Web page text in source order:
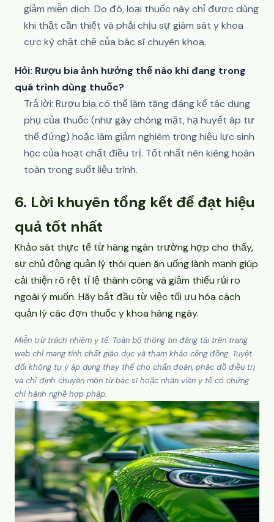
giảm miễn dịch. Do đó, loại thuốc này chỉ được dùng
khi thật cần thiết và phải chịu sự giám sát y khoa
cực kỳ chặt chẽ của bác sĩ chuyên khoa.
Hỏi: Rượu bia ảnh hưởng thế nào khi đang trong
quá trình dùng thuốc?
Trả lời: Rượu bia có thể làm tăng đáng kể tác dụng
phụ của thuốc (như gây chóng mặt, hạ huyết áp tư
thế đứng) hoặc làm giảm nghiêm trọng hiệu lực sinh
học của hoạt chất điều trị. Tốt nhất nên kiêng hoàn
toàn trong suốt liệu trình.
6. Lời khuyên tổng kết để đạt hiệu
quả tốt nhất
Khảo sát thực tế từ hàng ngàn trường hợp cho thấy,
sự chủ động quản lý thói quen ăn uống lành mạnh giúp
cải thiện rõ rệt tỉ lệ thành công và giảm thiểu rủi ro
ngoài ý muốn. Hãy bắt đầu từ việc tối ưu hóa cách
quản lý các đơn thuốc y khoa hàng ngày.
Miễn trừ trách nhiệm y tế: Toàn bộ thông tin đăng tải trên trang
web chỉ mang tính chất giáo dục và tham khảo cộng đồng. Tuyệt
đối không tự ý áp dụng thay thế cho chẩn đoán, phác đồ điều trị
và chỉ định chuyên môn từ bác sĩ hoặc nhân viên y tế có chứng
chỉ hành nghề hợp pháp.